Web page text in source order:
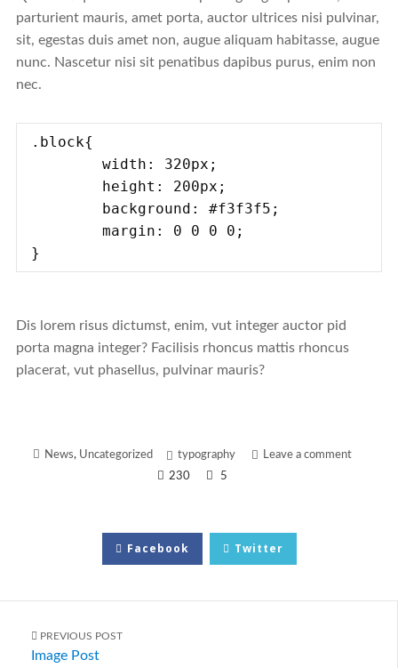
parturient mauris, amet porta, auctor ultrices nisi pulvinar,
sit, egestas duis amet non, augue aliquam habitasse, augue
nunc. Nascetur nisi sit penatibus dapibus purus, enim non
nec.
.block{
}
Dis lorem risus dictumst, enim, vut integer auctor pid
porta magna integer? Facilisis rhoncus mattis rhoncus
placerat, vut phasellus, pulvinar mauris?
News, Uncategorized typography
Leave a comment
230
5
Facebook Twitter
PREVIOUS POST
Image Post